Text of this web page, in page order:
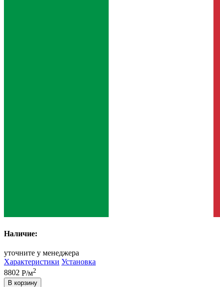
Наличие:
уточните у менеджера
Характеристики Установка
8802 Р/м2
В корзину